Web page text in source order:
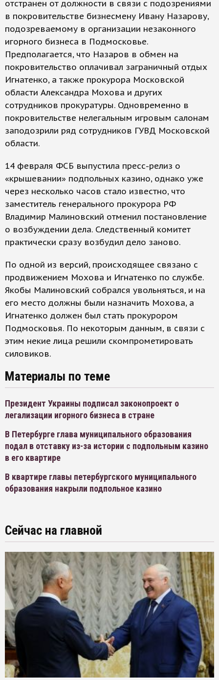
отстранен от должности в связи с подозрениями
в покровительстве бизнесмену Ивану Назарову,
подозреваемому в организации незаконного
игорного бизнеса в Подмосковье.
Предполагается, что Назаров в обмен на
покровительство оплачивал заграничный отдых
Игнатенко, а также прокурора Московской
области Александра Мохова и других
сотрудников прокуратуры. Одновременно в
покровительстве нелегальным игровым салонам
заподозрили ряд сотрудников ГУВД Московской
области.
14 февраля ФСБ выпустила пресс-релиз о
«крышевании» подпольных казино, однако уже
через несколько часов стало известно, что
заместитель генерального прокурора РФ
Владимир Малиновский отменил постановление
о возбуждении дела. Следственный комитет
практически сразу возбудил дело заново.
По одной из версий, происходящее связано с
продвижением Мохова и Игнатенко по службе.
Якобы Малиновский собрался увольняться, и на
его место должны были назначить Мохова, а
Игнатенко должен был стать прокурором
Подмосковья. По некоторым данным, в связи с
этим некие лица решили скомпрометировать
силовиков.
Материалы по теме
Президент Украины подписал законопроект о
легализации игорного бизнеса в стране
В Петербурге глава муниципального образования
подал в отставку из-за истории с подпольным казино
в его квартире
В квартире главы петербургского муниципального
образования накрыли подпольное казино
Сейчас на главной